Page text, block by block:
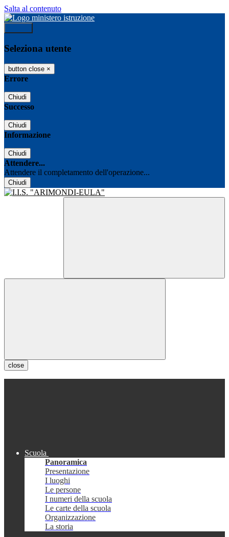
Salta al contenuto
Seleziona utente
button close ×
Errore
Chiudi
Successo
Chiudi
Informazione
Chiudi
Attendere...
Attendere il completamento dell'operazione...
Chiudi
close
Scuola
Panoramica
Presentazione
I luoghi
Le persone
I numeri della scuola
Le carte della scuola
Organizzazione
La storia